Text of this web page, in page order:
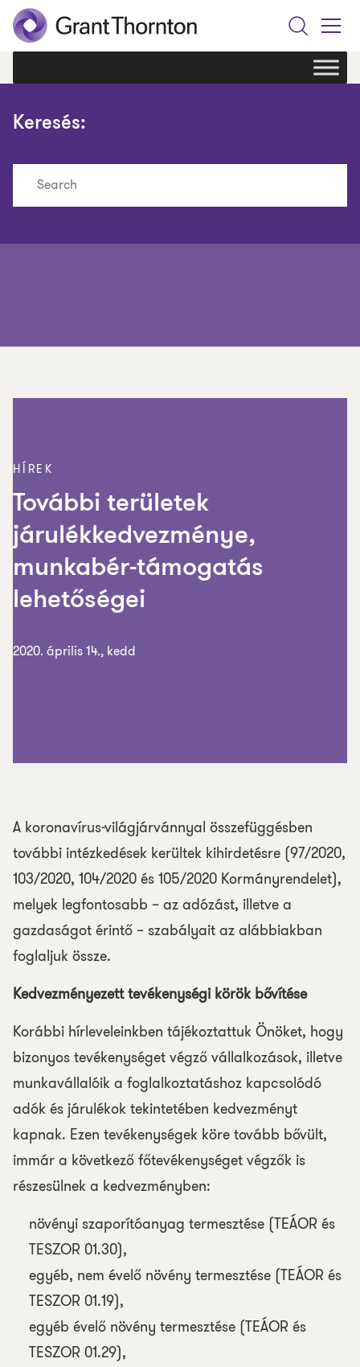
Search
Menu
Keresés:
HÍREK
További területek
járulékkedvezménye,
munkabér-támogatás
lehetőségei
2020. április 14., kedd
A koronavírus-világjárvánnyal összefüggésben
további intézkedések kerültek kihirdetésre (97/2020,
103/2020, 104/2020 és 105/2020 Kormányrendelet),
melyek legfontosabb – az adózást, illetve a
gazdaságot érintő – szabályait az alábbiakban
foglaljuk össze.
Kedvezményezett tevékenységi körök bővítése
Korábbi hírleveleinkben tájékoztattuk Önöket, hogy
bizonyos tevékenységet végző vállalkozások, illetve
munkavállalóik a foglalkoztatáshoz kapcsolódó
adók és járulékok tekintetében kedvezményt
kapnak. Ezen tevékenységek köre tovább bővült,
immár a következő főtevékenységet végzők is
részesülnek a kedvezményben:
növényi szaporítóanyag termesztése (TEÁOR és
TESZOR 01.30),
egyéb, nem évelő növény termesztése (TEÁOR és
TESZOR 01.19),
egyéb évelő növény termesztése (TEÁOR és
TESZOR 01.29),